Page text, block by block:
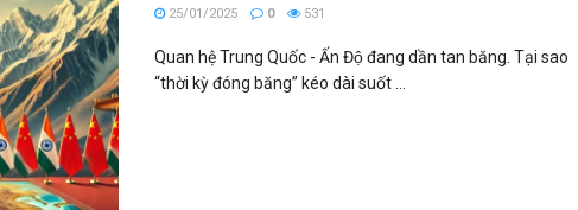
25/01/2025 0 531
Quan hệ Trung Quốc - Ấn Độ đang dần tan băng. Tại sao
“thời kỳ đóng băng” kéo dài suốt ...